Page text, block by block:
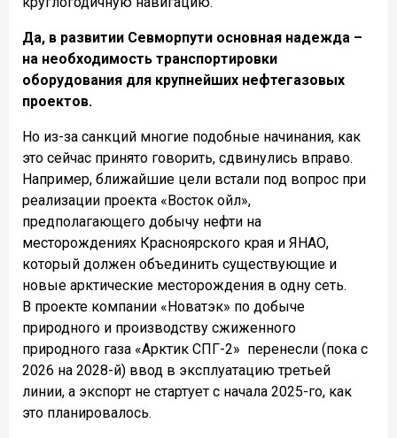
Да, в развитии Севморпути основная надежда –
на необходимость транспортировки
оборудования для крупнейших нефтегазовых
проектов.
Но из-за санкций многие подобные начинания, как
это сейчас принято говорить, сдвинулись вправо.
Например, ближайшие цели встали под вопрос при
реализации проекта «Восток ойл»,
предполагающего добычу нефти на
месторождениях Красноярского края и ЯНАО,
который должен объединить существующие и
новые арктические месторождения в одну сеть.
В проекте компании «Новатэк» по добыче
природного и производству сжиженного
природного газа «Арктик СПГ-2» перенесли (пока с
2026 на 2028-й) ввод в эксплуатацию третьей
линии, а экспорт не стартует с начала 2025-го, как
это планировалось.